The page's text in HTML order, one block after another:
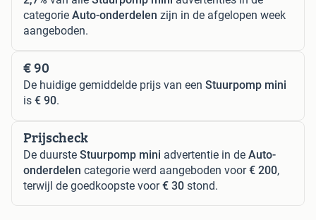
categorie Auto-onderdelen zijn in de afgelopen week
aangeboden.
€ 90
De huidige gemiddelde prijs van een Stuurpomp mini
is € 90.
Prijscheck
De duurste Stuurpomp mini advertentie in de Auto-
onderdelen categorie werd aangeboden voor€ 200,
terwijl de goedkoopste voor€ 30 stond.